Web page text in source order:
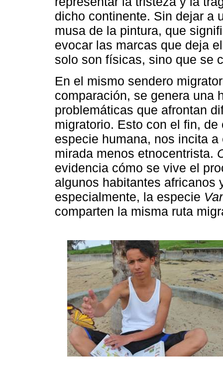
dicho continente. Sin dejar a
musa de la pintura, que
evocar las marcas que deja
solo son físicas, sino que se
En el mismo sendero
comparación, se genera una
problemáticas que afrontan
migratorio. Esto con el fin,
especie humana, nos incita
mirada menos etnocentrista.
evidencia cómo se vive el
algunos habitantes africanos
especialmente, la especie
comparten la misma ruta